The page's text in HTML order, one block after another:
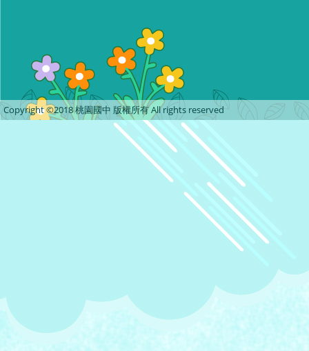
Copyright ©2018 桃園國中 版權所有 All rights reserved